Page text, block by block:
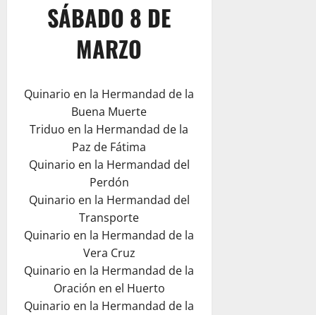
SÁBADO 8 DE
MARZO
Quinario en la Hermandad de la
Buena Muerte
Triduo en la Hermandad de la
Paz de Fátima
Quinario en la Hermandad del
Perdón
Quinario en la Hermandad del
Transporte
Quinario en la Hermandad de la
Vera Cruz
Quinario en la Hermandad de la
Oración en el Huerto
Quinario en la Hermandad de la